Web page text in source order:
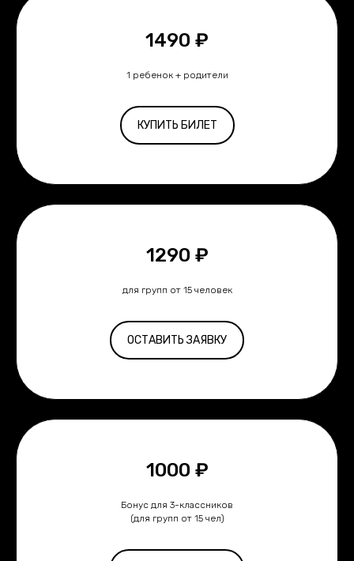
1490 ₽
1 ребенок + родители
КУПИТЬ БИЛЕТ
1290 ₽
для групп от 15 человек
ОСТАВИТЬ ЗАЯВКУ
1000 ₽
Бонус для 3-классников
(для групп от 15 чел)